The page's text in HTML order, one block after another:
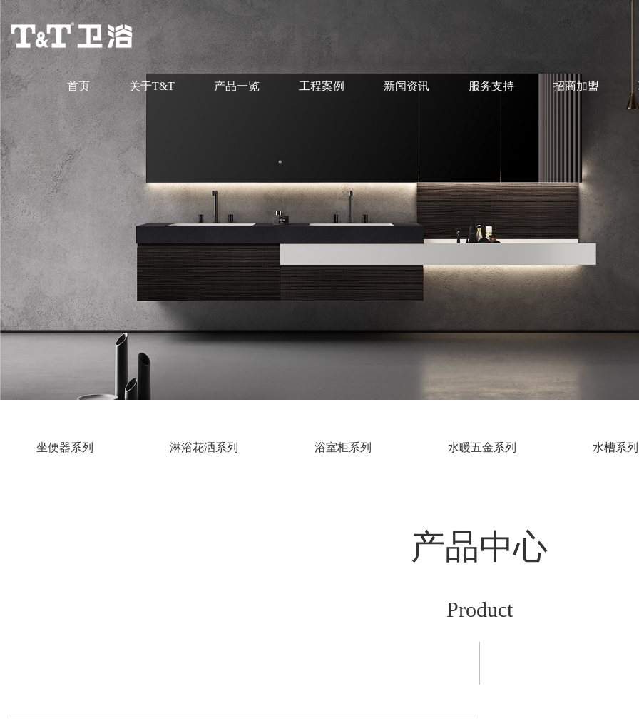
首页 关于T&T 产品一览 工程案例 新闻资讯 服务支持 招商加盟
坐便器系列 淋浴花洒系列 浴室柜系列 水暖五金系列 水槽系列
产品中心
Product